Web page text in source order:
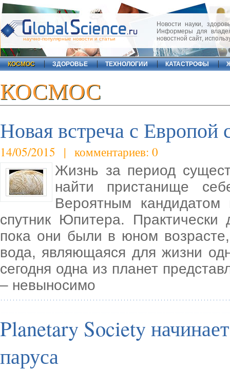
научно-популярные новости и статьи
Новости науки,
Информеры для
новостной сайт,
КОСМОС ЗДОРОВЬЕ ТЕХНОЛОГИИ КАТАСТРОФЫ
КОСМОС
Новая встреча с Европой
14/05/2015 | комментариев: 0
Жизнь за период
найти пристанище
Вероятным
спутник Юпитера.
пока они были в юном
вода, являющаяся для жизни
сегодня одна из планет
– невыносимо
Planetary Society
паруса